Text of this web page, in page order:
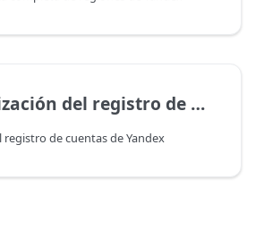
registro de cuentas de Yandex
de cuentas de Yandex